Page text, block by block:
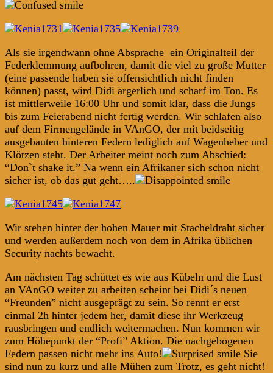
Als sie irgendwann ohne Absprache ein Originalteil der
Federklemmung aufbohren, damit die viel zu große Mutter
(eine passende haben sie offensichtlich nicht finden
können) passt, wird Didi ärgerlich und scharf im Ton. Es
ist mittlerweile 16:00 Uhr und somit klar, dass die Jungs
bis zum Feierabend nicht fertig werden. Wir schlafen also
auf dem Firmengelände in VAnGO, der mit beidseitig
ausgebauten hinteren Federn lediglich auf Wagenheber und
Klötzen steht. Der Arbeiter meint noch zum Abschied:
“Don`t shake it.” Na wenn ein Afrikaner sich schon nicht
sicher ist, ob das gut geht…..
Wir stehen hinter der hohen Mauer mit Stacheldraht sicher
und werden außerdem noch von dem in Afrika üblichen
Security nachts bewacht.
Am nächsten Tag schüttet es wie aus Kübeln und die Lust
an VAnGO weiter zu arbeiten scheint bei Didi´s neuen
“Freunden” nicht ausgeprägt zu sein. So rennt er erst
einmal 2h hinter jedem her, damit diese ihr Werkzeug
rausbringen und endlich weitermachen. Nun kommen wir
zum Höhepunkt der “Profi” Aktion. Die nachgebogenen
Federn passen nicht mehr ins Auto!
Sie
sind nun zu kurz und alle Mühen zum Trotz, es geht nicht!